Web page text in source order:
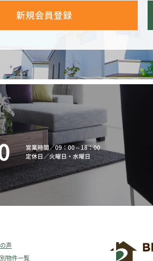
新規会員登録
営業時間／09：00～18：00
定休日／火曜日・水曜日
声
物件一覧